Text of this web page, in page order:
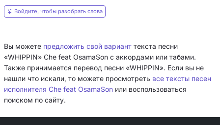
Войдите, чтобы разобрать слова
Вы можете предложить свой вариант текста песни
«WHIPPIN» Che feat ‎OsamaSon с аккордами или табами.
Также принимается перевод песни «WHIPPIN». Если вы не
нашли что искали, то можете просмотреть все тексты песен
исполнителя Che feat ‎OsamaSon или воспользоваться
поиском по сайту.